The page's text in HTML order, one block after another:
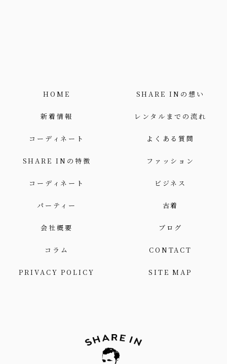
HOME SHARE INの想い
新着情報 レンタルまでの流れ
コーディネート よくある質問
SHARE INの特徴 ファッション
コーディネート ビジネス
パーティー 古着
会社概要 ブログ
コラム CONTACT
PRIVACY POLICY SITE MAP